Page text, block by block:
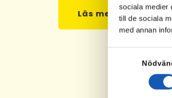
sociala medier
till de sociala
med annan
Läs mer om Rusta